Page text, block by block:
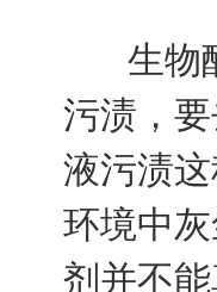
生物酶
污渍，
液污渍
环境中
剂并不